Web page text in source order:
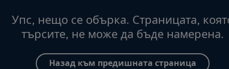
Упс, нещо се обърка. Страницата,
търсите, не може да бъде намерена.
Назад към предишната страница